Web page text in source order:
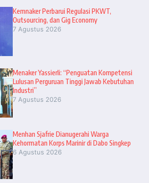
Kemnaker Perbarui Regulasi PKWT,
Outsourcing, dan Gig Economy
7 Agustus 2026
Menaker Yassierli: “Penguatan Kompetensi
Lulusan Perguruan Tinggi Jawab Kebutuhan
Industri”
7 Agustus 2026
Menhan Sjafrie Dianugerahi Warga
Kehormatan Korps Marinir di Dabo Singkep
6 Agustus 2026